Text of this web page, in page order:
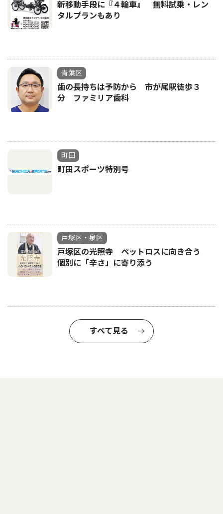
新移動手段に『４輪車』 無料試乗・レン
タルプランもあり
青葉区
歯の長持ちは予防から 市が尾駅徒歩３
分 ファミリア歯科
町田
町田スポーツ特別号
戸塚区・泉区
戸塚区の光照寺 ペットロスに向き合う
個別に「辛さ」に寄り添う
すべて見る